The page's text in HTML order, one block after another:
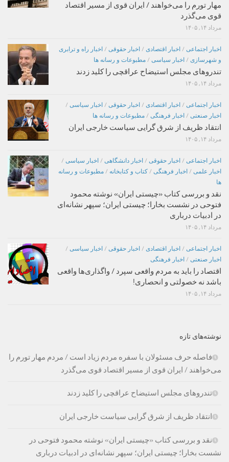
مهار تورم را می‌خواهند / ایران قوی از مسیر اقتصاد
قوی می‌گذرد
مرداد ۱۴, ۱۴۰۵
اخبار اجتماعی / اخبار اقتصادی / اخبار حقوقی / اخبار راه و ترابری
و شهرسازی / اخبار سیاسی / مطبوعات و رسانه ها
تندروهای مجلس استیضاح عراقچی را کلید زدند
مرداد ۱۴, ۱۴۰۵
اخبار اجتماعی / اخبار اقتصادی / اخبار حقوقی / اخبار سیاسی /
اخبار صنعتی / اخبار فرهنگی / مطبوعات و رسانه ها
انتقاد ظریف از شرق گرایی سیاست خارجی ایران
مرداد ۱۴, ۱۴۰۵
اخبار اجتماعی / اخبار حقوقی / اخبار دانشگاهی / اخبار سیاسی /
اخبار علمی / اخبار فرهنگی / کتاب و کتابخانه / مطبوعات و رسانه
ها
نقد و بررسی کتاب «چیستی ایران» نوشته محمود
فتوحی در نشست بخارا؛ چیستی ایران؛ سپهر نشانه‌ای
در ادبیات درباری
مرداد ۱۴, ۱۴۰۵
اخبار اجتماعی / اخبار اقتصادی / اخبار حقوقی / اخبار سیاسی /
اخبار صنعتی / اخبار فرهنگی
اقتصاد را باید به مردم واقعی سپرد / واگذاری‌ها واقعی
باشد نه خصولتی و انحصاری!
مرداد ۱۴, ۱۴۰۵
نوشته‌های تازه
فاصله حرف مسئولان با سفره مردم زیاد است / مردم مهار تورم را
می‌خواهند / ایران قوی از مسیر اقتصاد قوی می‌گذرد
تندروهای مجلس استیضاح عراقچی را کلید زدند
انتقاد ظریف از شرق گرایی سیاست خارجی ایران
نقد و بررسی کتاب «چیستی ایران» نوشته محمود فتوحی در
نشست بخارا؛ چیستی ایران؛ سپهر نشانه‌ای در ادبیات درباری